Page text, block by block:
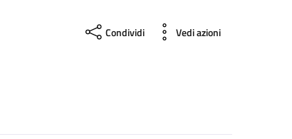
Condividi Vedi azioni